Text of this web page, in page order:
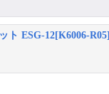
ト ESG-12[K6006-R05]